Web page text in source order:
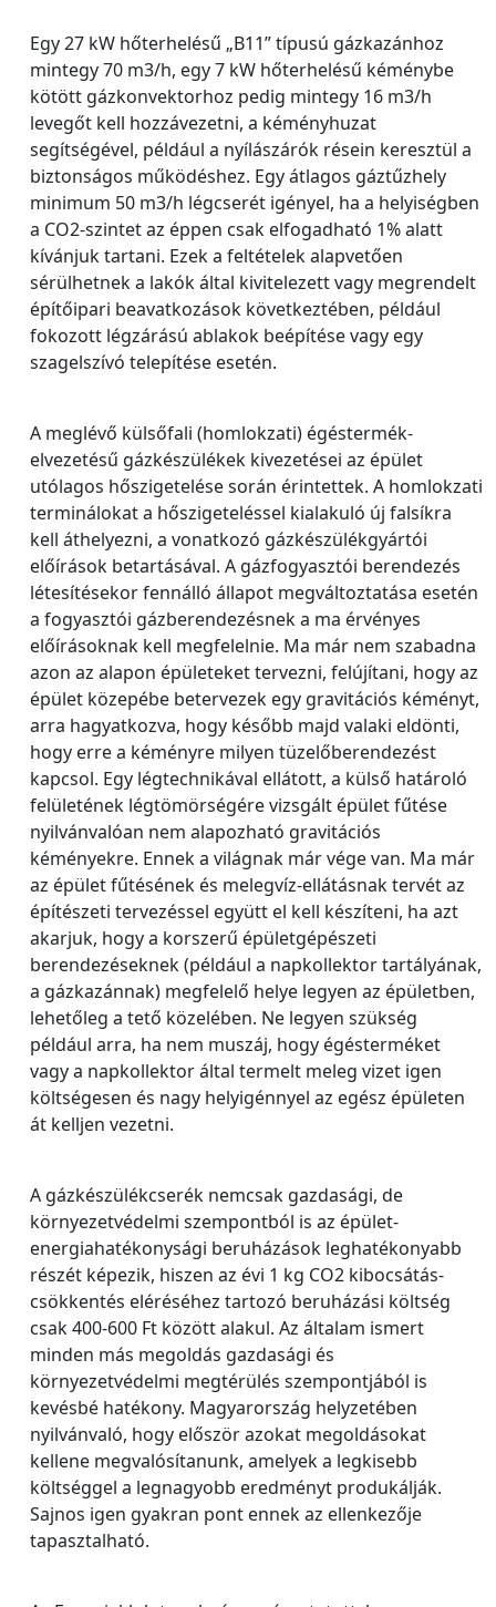
Egy 27 kW hőterhelésű „B11” típusú gázkazánhoz
mintegy 70 m3/h, egy 7 kW hőterhelésű kéménybe
kötött gázkonvektorhoz pedig mintegy 16 m3/h
levegőt kell hozzávezetni, a kéményhuzat
segítségével, például a nyílászárók résein keresztül a
biztonságos működéshez. Egy átlagos gáztűzhely
minimum 50 m3/h légcserét igényel, ha a helyiségben
a CO2-szintet az éppen csak elfogadható 1% alatt
kívánjuk tartani. Ezek a feltételek alapvetően
sérülhetnek a lakók által kivitelezett vagy megrendelt
építőipari beavatkozások következtében, például
fokozott légzárású ablakok beépítése vagy egy
szagelszívó telepítése esetén.
A meglévő külsőfali (homlokzati) égéstermék-
elvezetésű gázkészülékek kivezetései az épület
utólagos hőszigetelése során érintettek. A homlokzati
terminálokat a hőszigeteléssel kialakuló új falsíkra
kell áthelyezni, a vonatkozó gázkészülékgyártói
előírások betartásával. A gázfogyasztói berendezés
létesítésekor fennálló állapot megváltoztatása esetén
a fogyasztói gázberendezésnek a ma érvényes
előírásoknak kell megfelelnie. Ma már nem szabadna
azon az alapon épületeket tervezni, felújítani, hogy az
épület közepébe betervezek egy gravitációs kéményt,
arra hagyatkozva, hogy később majd valaki eldönti,
hogy erre a kéményre milyen tüzelőberendezést
kapcsol. Egy légtechnikával ellátott, a külső határoló
felületének légtömörségére vizsgált épület fűtése
nyilvánvalóan nem alapozható gravitációs
kéményekre. Ennek a világnak már vége van. Ma már
az épület fűtésének és melegvíz-ellátásnak tervét az
építészeti tervezéssel együtt el kell készíteni, ha azt
akarjuk, hogy a korszerű épületgépészeti
berendezéseknek (például a napkollektor tartályának,
a gázkazánnak) megfelelő helye legyen az épületben,
lehetőleg a tető közelében. Ne legyen szükség
például arra, ha nem muszáj, hogy égésterméket
vagy a napkollektor által termelt meleg vizet igen
költségesen és nagy helyigénnyel az egész épületen
át kelljen vezetni.
A gázkészülékcserék nemcsak gazdasági, de
környezetvédelmi szempontból is az épület-
energiahatékonysági beruházások leghatékonyabb
részét képezik, hiszen az évi 1 kg CO2 kibocsátás-
csökkentés eléréséhez tartozó beruházási költség
csak 400-600 Ft között alakul. Az általam ismert
minden más megoldás gazdasági és
környezetvédelmi megtérülés szempontjából is
kevésbé hatékony. Magyarország helyzetében
nyilvánvaló, hogy először azokat megoldásokat
kellene megvalósítanunk, amelyek a legkisebb
költséggel a legnagyobb eredményt produkálják.
Sajnos igen gyakran pont ennek az ellenkezője
tapasztalható.